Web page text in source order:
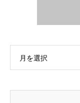
月を選択